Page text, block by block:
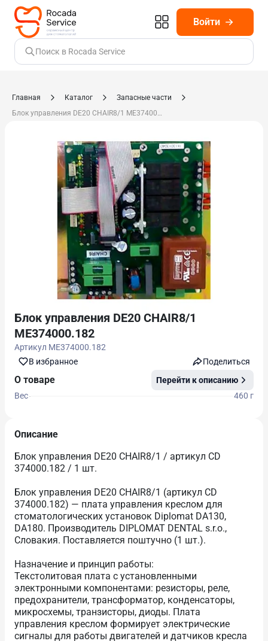
Войти
Поиск в Rocada Service
Главная Каталог
Запасные части
Блок управления DE20 CHAIR8/1 ME374000.182
Блок управления DE20 CHAIR8/1
ME374000.182
Артикул ME374000.182
В избранноe
Поделиться
О товаре
Перейти к описанию
Вес
460 г
Описание
Блок управления DE20 CHAIR8/1 / артикул CD
374000.182 / 1 шт.
Блок управления DE20 CHAIR8/1 (артикул CD
374000.182) — плата управления креслом для
стоматологических установок Diplomat DA130,
DA180. Производитель DIPLOMAT DENTAL s.r.o.,
Словакия. Поставляется поштучно (1 шт.).
Назначение и принцип работы:
Текстолитовая плата с установленными
электронными компонентами: резисторы, реле,
предохранители, трансформатор, конденсаторы,
микросхемы, транзисторы, диоды. Плата
управления креслом формирует электрические
сигналы для работы двигателей и датчиков кресла